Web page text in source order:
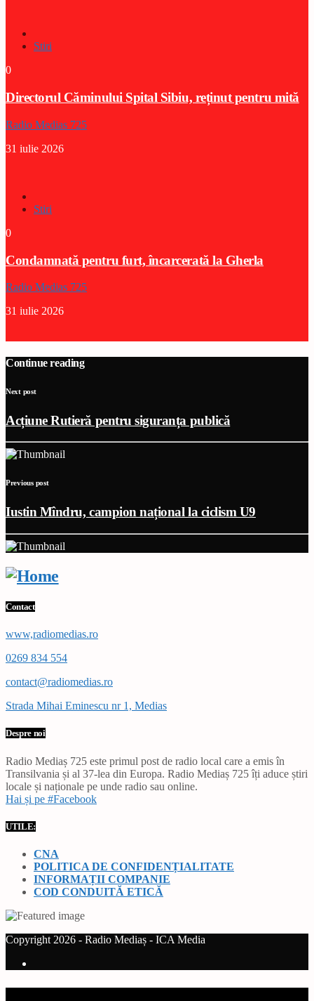
Stiri
0
Directorul Căminului Spital Sibiu, reținut pentru mită
Radio Medias 725
31 iulie 2026
Stiri
0
Condamnată pentru furt, încarcerată la Gherla
Radio Medias 725
31 iulie 2026
Continue reading
Next post
Acțiune Rutieră pentru siguranța publică
Previous post
Iustin Mîndru, campion național la ciclism U9
Contact
www,radiomedias.ro
0269 834 554
contact@radiomedias.ro
Strada Mihai Eminescu nr 1, Medias
Despre noi
Radio Mediaș 725 este primul post de radio local care a emis în
Transilvania și al 37-lea din Europa. Radio Mediaș 725 îți aduce știri
locale și naționale pe unde radio sau online.
Hai și pe #Facebook
UTILE:
CNA
POLITICA DE CONFIDENȚIALITATE
INFORMAȚII COMPANIE
COD CONDUITĂ ETICĂ
Copyright 2026 - Radio Mediaș - ICA Media